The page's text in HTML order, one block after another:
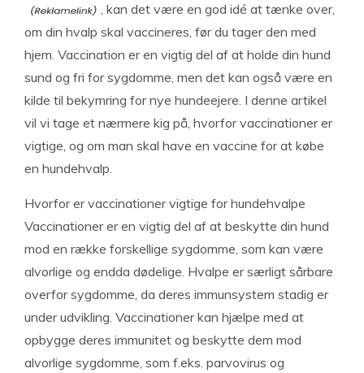
, kan det være en god idé at tænke over,
om din hvalp skal vaccineres, før du tager den med
hjem. Vaccination er en vigtig del af at holde din hund
sund og fri for sygdomme, men det kan også være en
kilde til bekymring for nye hundeejere. I denne artikel
vil vi tage et nærmere kig på, hvorfor vaccinationer er
vigtige, og om man skal have en vaccine for at købe
en hundehvalp.
Hvorfor er vaccinationer vigtige for hundehvalpe
Vaccinationer er en vigtig del af at beskytte din hund
mod en række forskellige sygdomme, som kan være
alvorlige og endda dødelige. Hvalpe er særligt sårbare
overfor sygdomme, da deres immunsystem stadig er
under udvikling. Vaccinationer kan hjælpe med at
opbygge deres immunitet og beskytte dem mod
alvorlige sygdomme, som f.eks. parvovirus og